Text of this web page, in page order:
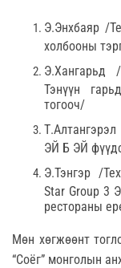
Э.Энхбаяр /
холбооны
Э.Хангарьд /
Тэнүүн
тогооч/
ЭЙ Б ЭЙ
Э.Тэнгэр /
Star Group 3
рестораны
Мөн хөгжөөнт
“Соёг” монголын